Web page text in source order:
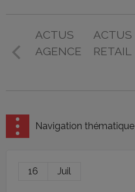
ACTUS
AGENCE
ACTUS
RETAIL
Navigation thématique
16 Juil